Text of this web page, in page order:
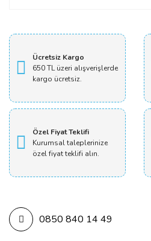
Ücretsiz Kargo
650 TL üzeri alışverişlerde
kargo ücretsiz.
Özel Fiyat Teklifi
Kurumsal taleplerinize
özel fiyat teklifi alın.
0850 840 14 49